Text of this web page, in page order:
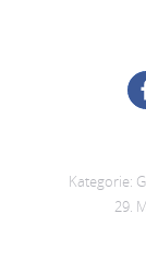
Kategorie:
29.